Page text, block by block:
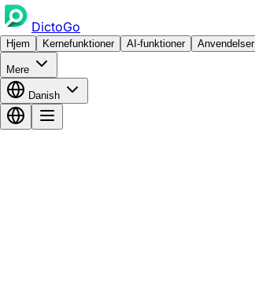
DictoGo
Hjem Kernefunktioner AI-funktioner Anvendelser
Mere
Danish